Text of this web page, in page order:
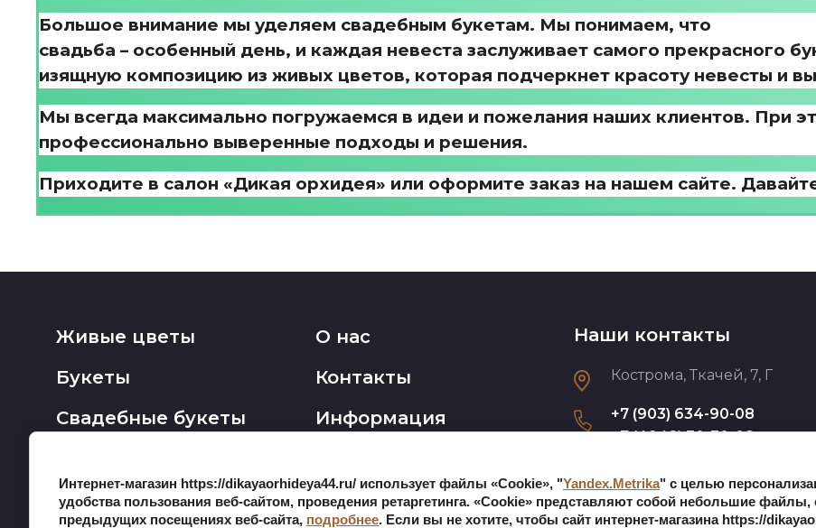
Большое внимание мы уделяем свадебным букетам. Мы понимаем, что
свадьба – особенный день, и каждая невеста заслуживает самого прекрасного
изящную композицию из живых цветов, которая подчеркнет красоту невесты и
Мы всегда максимально погружаемся в идеи и пожелания наших клиентов. При
профессионально выверенные подходы и решения.
Приходите в салон «Дикая орхидея» или оформите заказ на нашем сайте.
Живые цветы
Букеты
Свадебные букеты
О нас
Контакты
Информация
Наши контакты
Кострома, Ткачей, 7, Г
+7 (903) 634-90-08
+7 (4942) 30-30-08
dikaya-orhideya44.ru
Интернет-магазин https://dikayaorhideya44.ru/ использует файлы «Сookie», "Yandex.Metrika" с целью
удобства пользования веб-сайтом, проведения ретаргетинга. «Cookie» представляют собой небольшие
предыдущих посещениях веб-сайта, подробнее. Если вы не хотите, чтобы сайт интернет-магазина https://